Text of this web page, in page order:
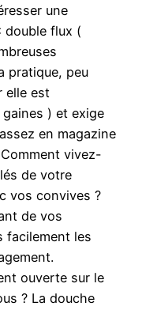
une
double flux (
pratique, peu
elle est
) et exige
en magazine
vivez-
de votre
vos convives ?
de vos
facilement les
ouverte sur le
? La douche